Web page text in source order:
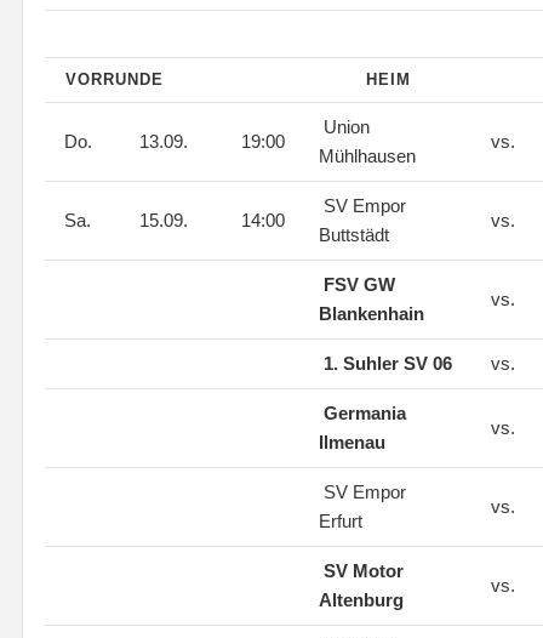
VORRUNDE HEIM
Do. 13.09. 19:00
Union
Mühlhausen
vs.
Sa. 15.09. 14:00
SV Empor
Buttstädt
vs.
FSV GW
Blankenhain
vs.
1. Suhler SV 06 vs.
Germania
Ilmenau
vs.
SV Empor
Erfurt
vs.
SV Motor
Altenburg
vs.